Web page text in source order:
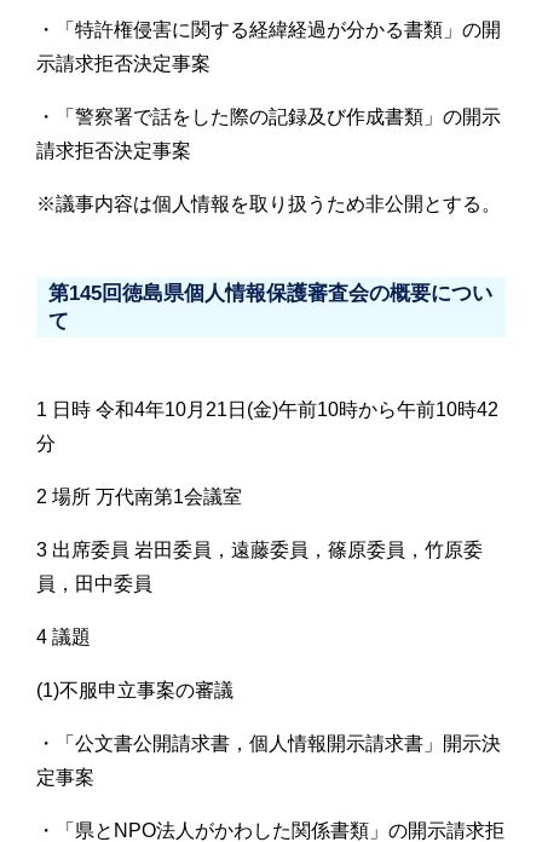
・「特許権侵害に関する経緯経過が分かる書類」の開
示請求拒否決定事案
・「警察署で話をした際の記録及び作成書類」の開示
請求拒否決定事案
※議事内容は個人情報を取り扱うため非公開とする。
第145回徳島県個人情報保護審査会の概要につい
て
1 日時 令和4年10月21日(金)午前10時から午前10時42
分
2 場所 万代南第1会議室
3 出席委員 岩田委員，遠藤委員，篠原委員，竹原委
員，田中委員
4 議題
(1)不服申立事案の審議
・「公文書公開請求書，個人情報開示請求書」開示決
定事案
・「県とNPO法人がかわした関係書類」の開示請求拒